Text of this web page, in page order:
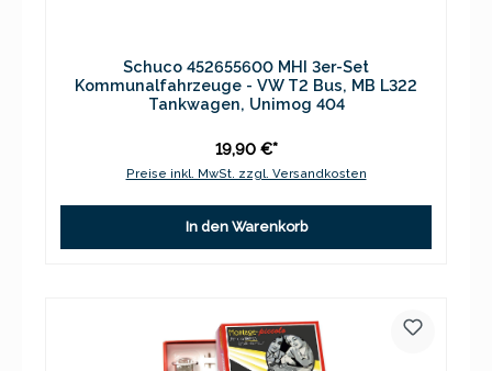
Schuco 452655600 MHI 3er-Set
Kommunalfahrzeuge - VW T2 Bus, MB L322
Tankwagen, Unimog 404
19,90 €*
Preise inkl. MwSt. zzgl. Versandkosten
In den Warenkorb